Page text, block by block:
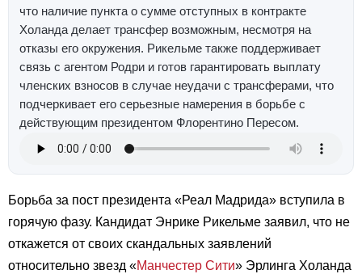
что наличие пункта о сумме отступных в контракте
Холанда делает трансфер возможным, несмотря на
отказы его окружения. Рикельме также поддерживает
связь с агентом Родри и готов гарантировать выплату
членских взносов в случае неудачи с трансферами, что
подчеркивает его серьезные намерения в борьбе с
действующим президентом Флорентино Пересом.
Борьба за пост президента «Реал Мадрида» вступила в
горячую фазу. Кандидат Энрике Рикельме заявил, что не
откажется от своих скандальных заявлений
относительно звезд «Манчестер Сити» Эрлинга Холанда